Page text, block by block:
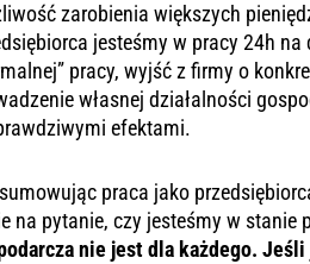
zarobienia większych
jesteśmy w pracy 24h
pracy, wyjść z firmy o
własnej działalności
efektami.
praca jako
na pytanie, czy jesteśmy w stanie
nie jest dla każdego.